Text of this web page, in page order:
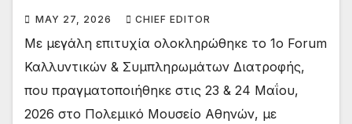
MAY 27, 2026 CHIEF EDITOR
Με μεγάλη επιτυχία ολοκληρώθηκε το 1ο Forum
Καλλυντικών & Συμπληρωμάτων Διατροφής,
που πραγματοποιήθηκε στις 23 & 24 Μαΐου,
2026 στο Πολεμικό Μουσείο Αθηνών, με